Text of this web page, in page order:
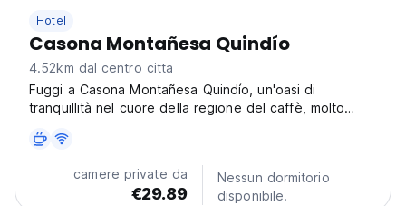
Hotel
Casona Montañesa Quindío
4.52km dal centro citta
Fuggi a Casona Montañesa Quindío, un'oasi di
tranquillità nel cuore della regione del caffè, molto
Montenegro, questo affascinante hotel ti aspetta a
braccia aperte. Immagina di svegliarti con il suono
camere private da
€29.89
Nessun dormitorio
disponibile.